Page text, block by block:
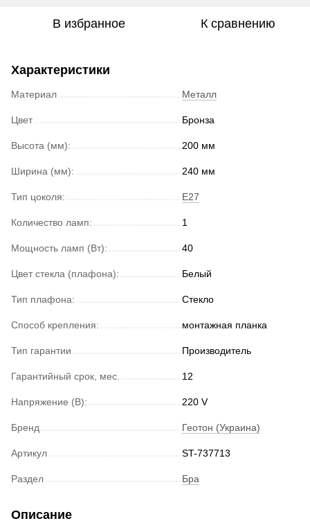
В избранное К сравнению
Характеристики
Материал Металл
Цвет Бронза
Высота (мм): 200 мм
Ширина (мм): 240 мм
Тип цоколя: E27
Количество ламп: 1
Мощность ламп (Вт): 40
Цвет стекла (плафона): Белый
Тип плафона: Стекло
Способ крепления: монтажная планка
Тип гарантии Производитель
Гарантийный срок, мес. 12
Напряжение (В): 220 V
Бренд Геотон (Украина)
Артикул ST-737713
Раздел Бра
Описание